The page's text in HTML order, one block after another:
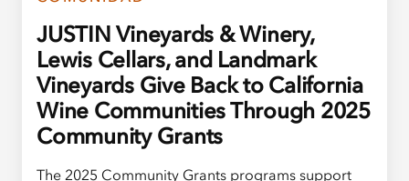
JUSTIN Vineyards & Winery,
Lewis Cellars, and Landmark
Vineyards Give Back to California
Wine Communities Through 2025
Community Grants
The 2025 Community Grants programs support